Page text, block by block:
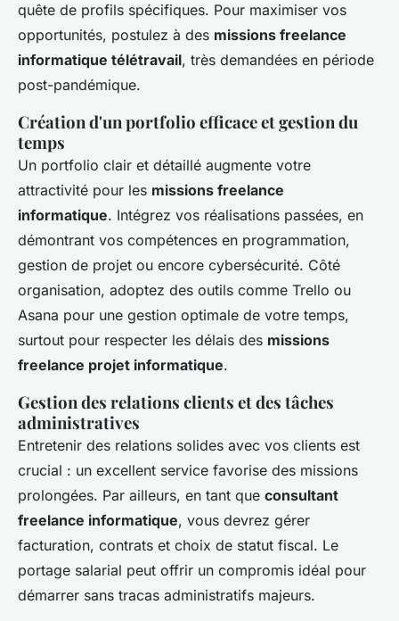
quête de profils spécifiques. Pour maximiser vos
opportunités, postulez à des missions freelance
informatique télétravail, très demandées en période
post-pandémique.
Création d'un portfolio efficace et gestion du
temps
Un portfolio clair et détaillé augmente votre
attractivité pour les missions freelance
informatique. Intégrez vos réalisations passées, en
démontrant vos compétences en programmation,
gestion de projet ou encore cybersécurité. Côté
organisation, adoptez des outils comme Trello ou
Asana pour une gestion optimale de votre temps,
surtout pour respecter les délais des missions
freelance projet informatique.
Gestion des relations clients et des tâches
administratives
Entretenir des relations solides avec vos clients est
crucial : un excellent service favorise des missions
prolongées. Par ailleurs, en tant que consultant
freelance informatique, vous devrez gérer
facturation, contrats et choix de statut fiscal. Le
portage salarial peut offrir un compromis idéal pour
démarrer sans tracas administratifs majeurs.